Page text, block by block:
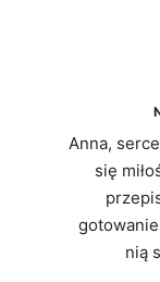
Anna,
się
nią